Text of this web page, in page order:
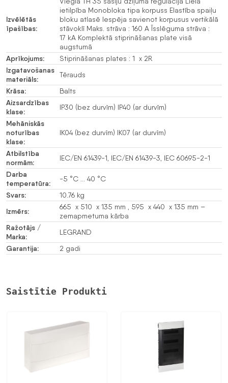
Izvēlētās
īpašības:
ietilpība Monobloka tipa korpuss Elastība spaiļu
bloku atlasē Iespēja savienot korpusus vertikālā
stāvoklī Maks. strāva : 160 A Īsslēguma strāva :
17 kA Komplektā stiprināšanas plate visā
augstumā
Aprīkojums: Stiprināšanas plates : 1 x 2R
Izgatavošanas
materiāls:
Tērauds
Krāsa: Balts
Aizsardzības
klase:
IP30 (bez durvīm) IP40 (ar durvīm)
Mehāniskās
noturības
klase:
IK04 (bez durvīm) IK07 (ar durvīm)
Atbilstība
normām:
IEC/EN 61439-1, IEC/EN 61439-3, IEC 60695-2-1
Darba
temperatūra:
-5 °C … 40 °C
Svars: 10.76 kg
Izmērs:
665 x 510 x 135 mm , 595 x 440 x 135 mm –
zemapmetuma kārba
Ražotājs /
Marka:
LEGRAND
Garantija: 2 gadi
Saistītie Produkti